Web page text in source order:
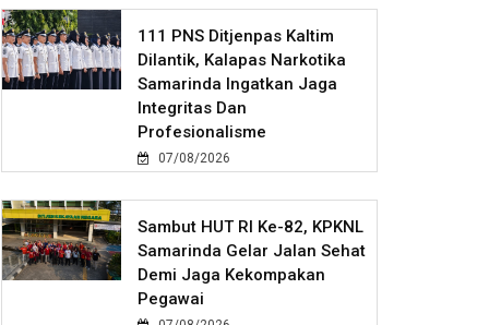
111 PNS Ditjenpas Kaltim
Dilantik, Kalapas Narkotika
Samarinda Ingatkan Jaga
Integritas Dan
Profesionalisme
07/08/2026
Sambut HUT RI Ke-82, KPKNL
Samarinda Gelar Jalan Sehat
Demi Jaga Kekompakan
Pegawai